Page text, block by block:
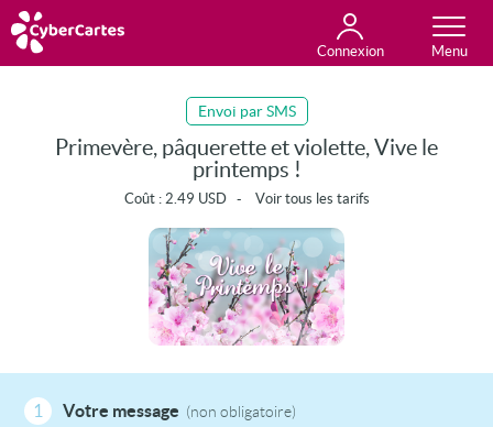
Connexion
Toutes les cartes
Envoi par SMS
Primevère, pâquerette et violette, Vive le
printemps !
Coût : 2.49 USD- Voir tous les tarifs
1 Votre message (non obligatoire)